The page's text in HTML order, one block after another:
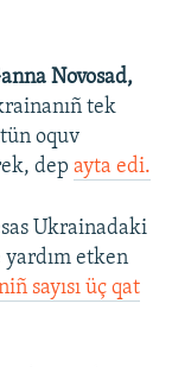
Novosad,
tek
oquv
dep ayta edi.
Ukrainadaki
etken
sayısı üç qat